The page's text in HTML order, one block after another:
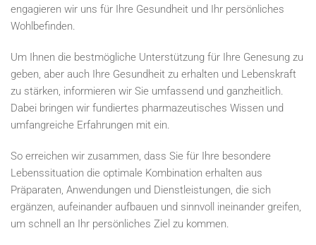
engagieren wir uns für Ihre Gesundheit und Ihr persönliches
Wohlbefinden.
Um Ihnen die bestmögliche Unterstützung für Ihre Genesung zu
geben, aber auch Ihre Gesundheit zu erhalten und Lebenskraft
zu stärken, informieren wir Sie umfassend und ganzheitlich.
Dabei bringen wir fundiertes pharmazeutisches Wissen und
umfangreiche Erfahrungen mit ein.
So erreichen wir zusammen, dass Sie für Ihre besondere
Lebenssituation die optimale Kombination erhalten aus
Präparaten, Anwendungen und Dienstleistungen, die sich
ergänzen, aufeinander aufbauen und sinnvoll ineinander greifen,
um schnell an Ihr persönliches Ziel zu kommen.